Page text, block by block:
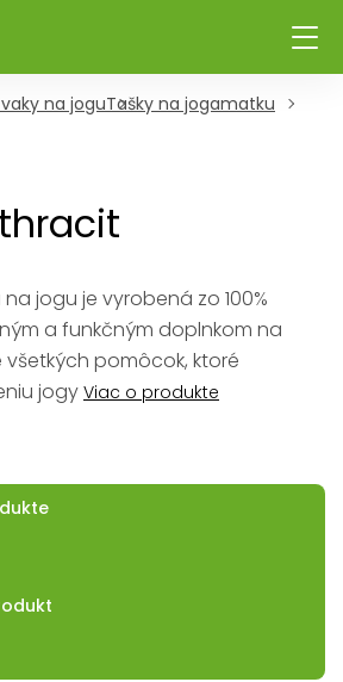
na joguTašky na jogamatku
jogu je vyrobená zo 100%
a funkčným doplnkom na
pomôcok, ktoré
jogy Viac o produkte